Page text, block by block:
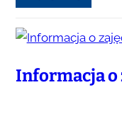
Informacja o